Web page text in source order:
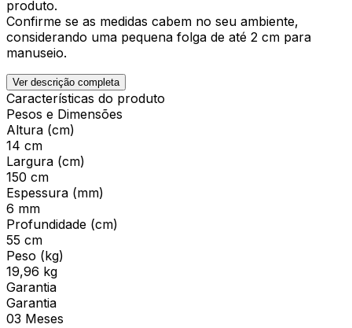
produto.
Confirme se as medidas cabem no seu ambiente,
considerando uma pequena folga de até 2 cm para
manuseio.
Ver descrição completa
Características do produto
Pesos e Dimensões
Altura (cm)
14 cm
Largura (cm)
150 cm
Espessura (mm)
6 mm
Profundidade (cm)
55 cm
Peso (kg)
19,96 kg
Garantia
Garantia
03 Meses